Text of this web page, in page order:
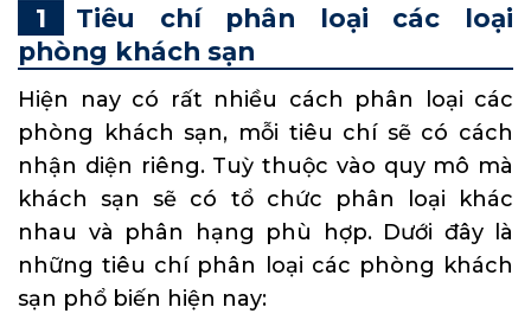
Tiêu chí phân loại các loại
phòng khách sạn
Hiện nay có rất nhiều cách phân loại các
phòng khách sạn, mỗi tiêu chí sẽ có cách
nhận diện riêng. Tuỳ thuộc vào quy mô mà
khách sạn sẽ có tổ chức phân loại khác
nhau và phân hạng phù hợp. Dưới đây là
những tiêu chí phân loại các phòng khách
sạn phổ biến hiện nay: